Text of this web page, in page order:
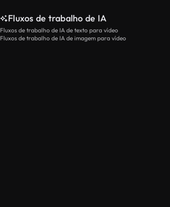
Fluxos de trabalho de IA
Fluxos de trabalho de IA de texto para vídeo
Fluxos de trabalho de IA de imagem para vídeo